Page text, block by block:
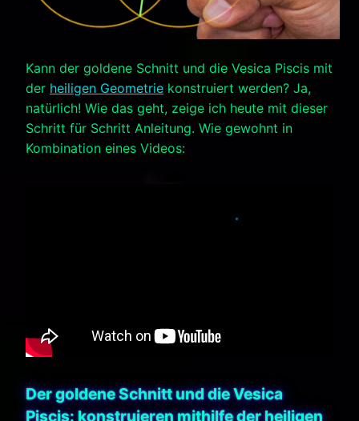
Kann der goldene Schnitt und die Vesica Piscis mit
der heiligen Geometrie konstruiert werden? Ja,
natürlich! Wie das geht, zeige ich heute mit dieser
Schritt für Schritt Anleitung. Wie gewohnt in
Kombination eines Videos:
Der goldene Schnitt und die Vesica
Piscis: konstruieren mithilfe der heiligen